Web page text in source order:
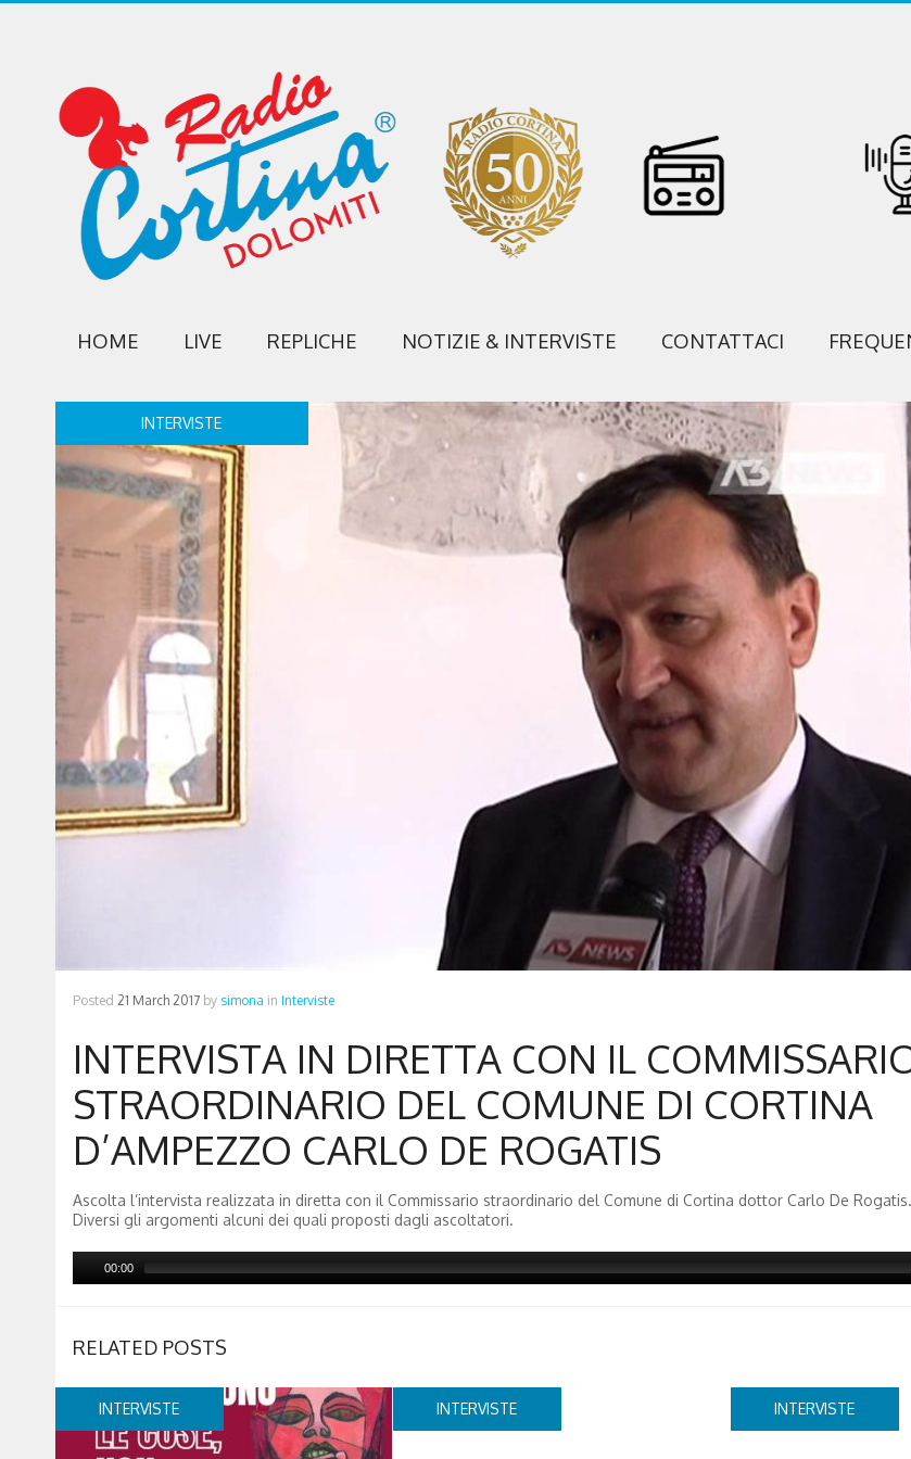
HOME LIVE REPLICHE NOTIZIE & INTERVISTE CONTATTACI
INTERVISTE
Posted 21 March 2017 by simona in Interviste
INTERVISTA IN DIRETTA CON IL
STRAORDINARIO DEL COMUNE DI CORTINA
D’AMPEZZO CARLO DE ROGATIS
Ascolta l’intervista realizzata in diretta con il Commissario straordinario del Comune di Cortina dottor Carlo De Rogatis.
Diversi gli argomenti alcuni dei quali proposti dagli ascoltatori.
00:00
RELATED POSTS
INTERVISTE INTERVISTE INTERVISTE